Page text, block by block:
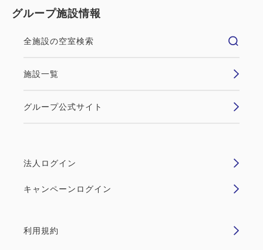
グループ施設情報
全施設の空室検索
施設一覧
グループ公式サイト
法人ログイン
キャンペーンログイン
利用規約